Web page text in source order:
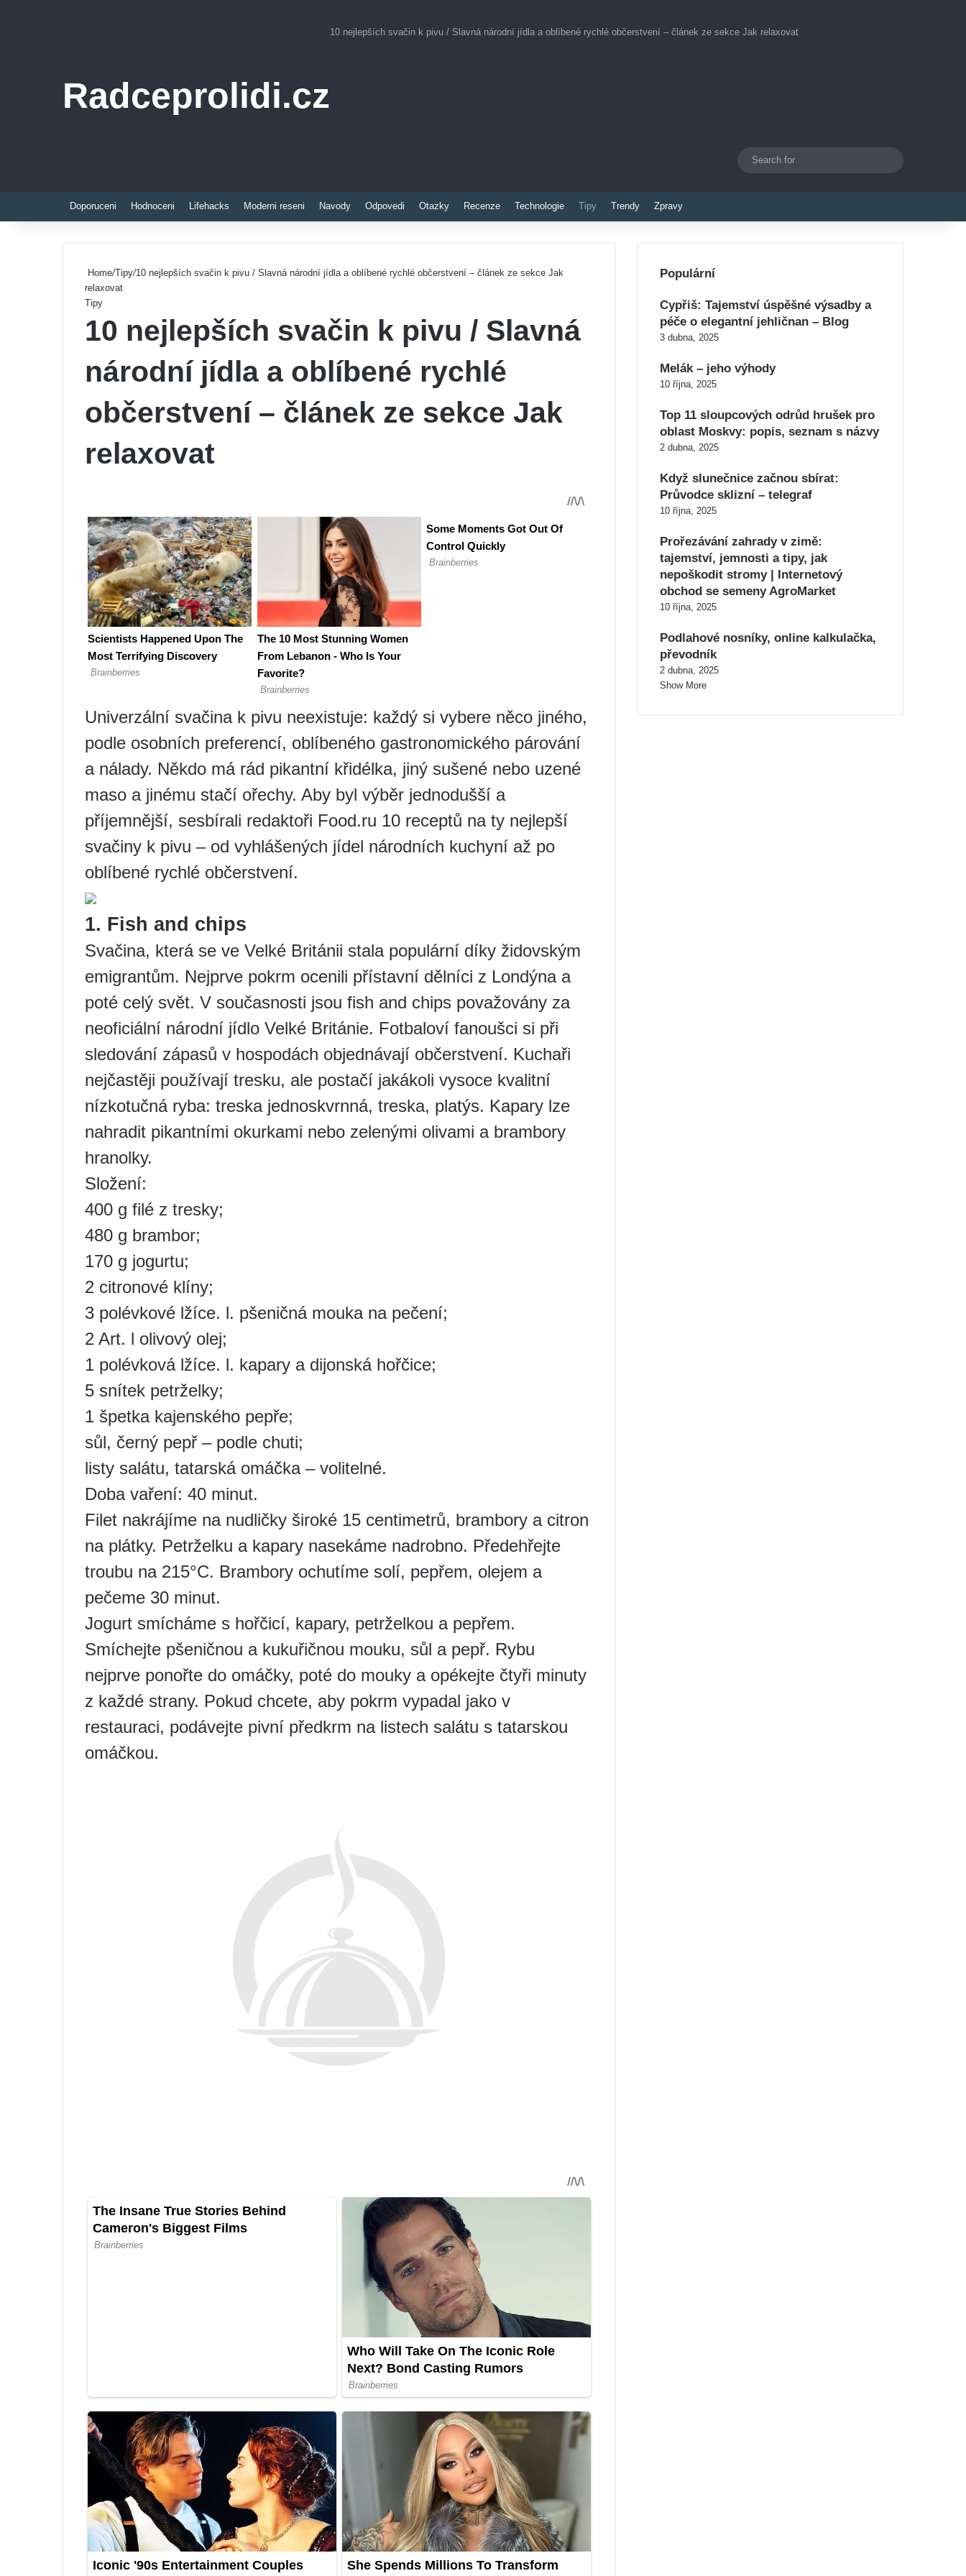
Radceprolidi.cz
10 nejlepších svačin k pivu / Slavná národní jídla a oblíbené rychlé občerstvení – článek ze sekce Jak relaxovat
Switch skin
Doporuceni Hodnoceni Lifehacks Moderni reseni Navody Odpovedi Otazky Recenze Technologie Tipy Trendy Zpravy
Home/Tipy/10 nejlepších svačin k pivu / Slavná národní jídla a oblíbené rychlé občerstvení – článek ze sekce Jak
relaxovat
Tipy
10 nejlepších svačin k pivu / Slavná
národní jídla a oblíbené rychlé
občerstvení – článek ze sekce Jak
relaxovat
Univerzální svačina k pivu neexistuje: každý si vybere něco jiného, ​​
podle osobních preferencí, oblíbeného gastronomického párování
a nálady. Někdo má rád pikantní křidélka, jiný sušené nebo uzené
maso a jinému stačí ořechy. Aby byl výběr jednodušší a
příjemnější, sesbírali redaktoři Food.ru 10 receptů na ty nejlepší
svačiny k pivu – od vyhlášených jídel národních kuchyní až po
oblíbené rychlé občerstvení.
1. Fish and chips
Svačina, která se ve Velké Británii stala populární díky židovským
emigrantům. Nejprve pokrm ocenili přístavní dělníci z Londýna a
poté celý svět. V současnosti jsou fish and chips považovány za
neoficiální národní jídlo Velké Británie. Fotbaloví fanoušci si při
sledování zápasů v hospodách objednávají občerstvení. Kuchaři
nejčastěji používají tresku, ale postačí jakákoli vysoce kvalitní
nízkotučná ryba: treska jednoskvrnná, treska, platýs. Kapary lze
nahradit pikantními okurkami nebo zelenými olivami a brambory
hranolky.
Složení:
400 g filé z tresky;
480 g brambor;
170 g jogurtu;
2 citronové klíny;
3 polévkové lžíce. l. pšeničná mouka na pečení;
2 Art. l olivový olej;
1 polévková lžíce. l. kapary a dijonská hořčice;
5 snítek petrželky;
1 špetka kajenského pepře;
sůl, černý pepř – podle chuti;
listy salátu, tatarská omáčka – volitelné.
Doba vaření: 40 minut.
Filet nakrájíme na nudličky široké 15 centimetrů, brambory a citron
na plátky. Petrželku a kapary nasekáme nadrobno. Předehřejte
troubu na 215°C. Brambory ochutíme solí, pepřem, olejem a
pečeme 30 minut.
Jogurt smícháme s hořčicí, kapary, petrželkou a pepřem.
Smíchejte pšeničnou a kukuřičnou mouku, sůl a pepř. Rybu
nejprve ponořte do omáčky, poté do mouky a opékejte čtyři minuty
z každé strany. Pokud chcete, aby pokrm vypadal jako v
restauraci, podávejte pivní předkrm na listech salátu s tatarskou
omáčkou.
Populární
Cypřiš: Tajemství úspěšné výsadby a
péče o elegantní jehličnan – Blog
3 dubna, 2025
Melák – jeho výhody
10 října, 2025
Top 11 sloupcových odrůd hrušek pro
oblast Moskvy: popis, seznam s názvy
2 dubna, 2025
Když slunečnice začnou sbírat:
Průvodce sklizní – telegraf
10 října, 2025
Prořezávání zahrady v zimě:
tajemství, jemnosti a tipy, jak
nepoškodit stromy | Internetový
obchod se semeny AgroMarket
10 října, 2025
Podlahové nosníky, online kalkulačka,
převodník
2 dubna, 2025
Show More